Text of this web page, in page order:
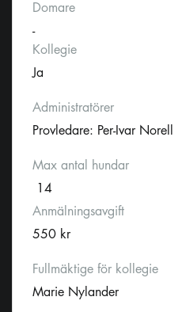
Domare
-
Kollegie
Ja
Administratörer
Provledare: Per-Ivar Norell
Max antal hundar
14
Anmälningsavgift
550 kr
Fullmäktige för kollegie
Marie Nylander